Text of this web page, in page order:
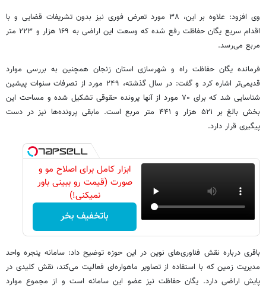
وی افزود: علاوه بر این، ۳۸ مورد تعرض فوری نیز بدون تشریفات قضایی و با
اقدام سریع یگان حفاظت رفع شده که وسعت این اراضی به ۱۶۹ هزار و ۲۲۳ متر
مربع می‌رسد.
فرمانده یگان حفاظت راه و شهرسازی استان زنجان همچنین به بررسی موارد
قدیمی‌تر اشاره کرد و گفت: در سال گذشته، ۲۴۹ مورد از تصرفات سنوات پیشین
شناسایی شد که برای ۷۰ مورد از آنها پرونده حقوقی تشکیل شده و مساحت این
بخش بالغ بر ۵۲۱ هزار و ۴۴۱ متر مربع است. مابقی پرونده‌ها نیز در دست
پیگیری قرار دارد.
ابزار کامل برای اصلاح مو و
صورت (قیمت رو ببینی باور
نمیکنی!)
باتخفیف بخر
باقری درباره نقش فناوری‌های نوین در این حوزه توضیح داد: سامانه پنجره واحد
مدیریت زمین که با استفاده از تصاویر ماهواره‌ای فعالیت می‌کند، نقش کلیدی در
پایش اراضی دارد. یگان حفاظت نیز عضو این سامانه است و از مجموع موارد